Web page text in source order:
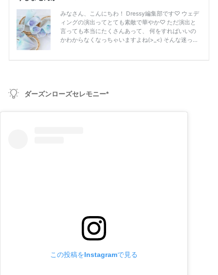
ダーズンローズセレモニー*
この投稿をInstagramで見る